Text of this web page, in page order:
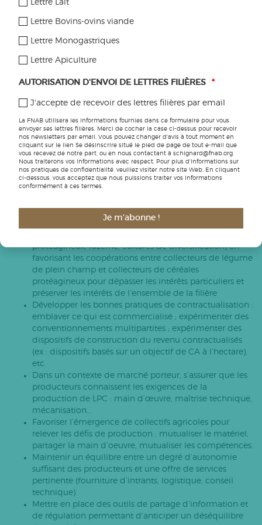
DES RECOMMANDATIONS POUR
L’AVENIR DE LA FILIÈRE
Suite à ces constats, un certain nombre de
Assurer la complémentarité des systèmes de
distribution de légumes pour répondre à la diversité
des systèmes de production, du système maraîcher au
système légumier de plein champ
Favoriser l’interconnaissance entre les systèmes de
production
Assurer la valorisation du légume de plein champ en
protéagineux, luzerne, cultures de diversification) en
favorisant les coopérations entre collecteurs de légume
de plein champ et collecteurs de céréales
protéagineux pour dépasser les intérêts particuliers et
préserver les intérêts de l’ensemble de la filière
Développer les bonnes pratiques de contractualisation :
emblaver ce qui est commercialisé ; expérimenter des
conventionnements multipartites ; expérimenter des
dispositifs de construction du revenu contractualisés
(ex : dispositifs basés sur un objectif de CA à l’hectare),
etc.
Dans un contexte de marché porteur, s’assurer que les
producteurs connaissent les exigences de la
production de LPC : main d’œuvre, maîtrise technique,
mécanisation…
Favoriser l’émergence de collectifs agricoles pour
relever les défis de production : mutualiser le matériel,
partager la main d’oeuvre, mutualiser les compétences.
Maintenir un équilibre entre un degré d’autonomie
suffisant des producteurs et une offre de services
pertinente (fourniture d’intrants, logistique, conseil
technique)
Mettre en place des outils de partage d’information et
de régulation permettant d’anticiper un déséquilibre
Lettre Lait
Lettre Bovins-ovins viande
Lettre Monogastriques
Lettre Apiculture
AUTORISATION D'ENVOI DE LETTRES FILIÈRES *
J'accepte de recevoir des lettres filières par email
La FNAB utilisera les informations fournies dans ce formulaire pour vous
envoyer ses lettres filières. Merci de cocher la case ci-dessus pour recevoir
nos newsletters par email. Vous pouvez changer d'avis à tout moment en
cliquant sur le lien Se désinscrire situé le pied de page de tout e-mail que
vous recevez de notre part, ou en nous contactant à schignard@fnab.org.
Nous traiterons vos informations avec respect. Pour plus d'informations sur
nos pratiques de confidentialité, veuillez visiter notre site Web. En cliquant
ci-dessous, vous acceptez que nous puissions traiter vos informations
conformément à ces termes.
Je m'abonne !